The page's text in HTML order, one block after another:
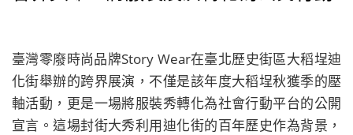
臺灣零廢時尚品牌Story Wear在臺北歷史街區大稻埕迪
化街舉辦的跨界展演，不僅是該年度大稻埕秋獲季的壓
軸活動，更是一場將服裝秀轉化為社會行動平台的公開
宣言。這場封街大秀利用迪化街的百年歷史作為背景，